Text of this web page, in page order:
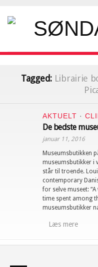
Tagged: Librairie
AKTUELT ·
De bedste
januar 11, 2016
Museumsbutikken
museumsbutikker i
står til troende.
contemporary
for selve museet:
time spent among
museumsbutikker
Læs mere